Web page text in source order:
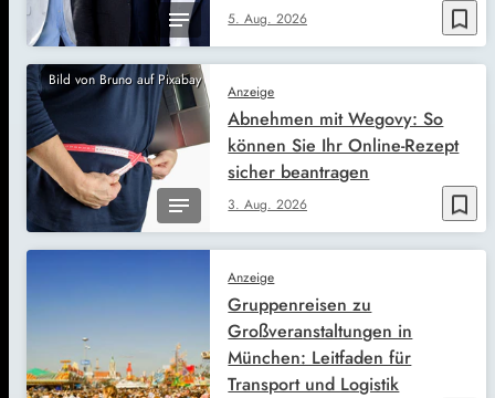
bookmark_border
5. Aug. 2026
Bild von Bruno auf Pixabay
bookmark_border
Anzeige
3. Aug. 2026
Abnehmen mit Wegovy: So
können Sie Ihr Online-Rezept
sicher beantragen
Anzeige
Gruppenreisen zu
Großveranstaltungen in
München: Leitfaden für
Transport und Logistik